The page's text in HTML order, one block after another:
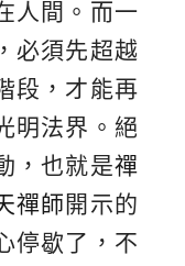
人間。而一
必須先超越
段，才能再
明法界。絕
，也就是禪
禪師 開示的
停歇了，不